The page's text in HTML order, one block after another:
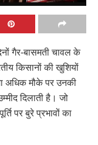
गैर-बासमती चावल के
किसानों की खुशियों
अधिक मौके पर उनकी
दिलाती है। जो
पर बुरे प्रभावों का